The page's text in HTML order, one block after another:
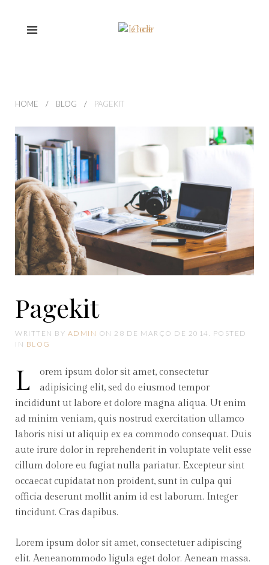
HOME BLOG PAGEKIT
Pagekit
WRITTEN BY ADMIN ON 28 DE MARÇO DE 2014
. POSTED
IN BLOG
Lorem ipsum dolor sit amet, consectetur
adipisicing elit, sed do eiusmod tempor
incididunt ut labore et dolore magna aliqua. Ut enim
ad minim veniam, quis nostrud exercitation ullamco
laboris nisi ut aliquip ex ea commodo consequat. Duis
aute irure dolor in reprehenderit in voluptate velit esse
cillum dolore eu fugiat nulla pariatur. Excepteur sint
occaecat cupidatat non proident, sunt in culpa qui
officia deserunt mollit anim id est laborum. Integer
tincidunt. Cras dapibus.
Lorem ipsum dolor sit amet, consectetuer adipiscing
elit. Aeneanommodo ligula eget dolor. Aenean massa.